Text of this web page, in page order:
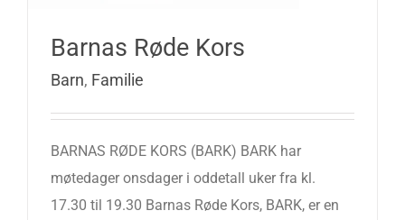
Barnas Røde Kors
Barn, Familie
BARNAS RØDE KORS (BARK) BARK har
møtedager onsdager i oddetall uker fra kl.
17.30 til 19.30 Barnas Røde Kors, BARK, er en